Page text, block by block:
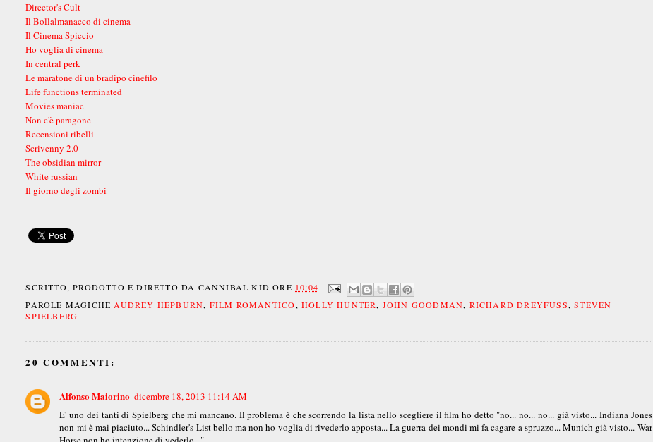
Director's Cult
Il Bollalmanacco di cinema
Il Cinema Spiccio
Ho voglia di cinema
In central perk
Le maratone di un bradipo cinefilo
Life functions terminated
Movies maniac
Non c'è paragone
Recensioni ribelli
Scrivenny 2.0
The obsidian mirror
White russian
Il giorno degli zombi
SCRITTO, PRODOTTO E DIRETTO DA CANNIBAL KID ORE 10:04
PAROLE MAGICHE AUDREY HEPBURN, FILM ROMANTICO, HOLLY HUNTER, JOHN GOODMAN, RICHARD DREYFUSS,STEVEN
SPIELBERG
20 COMMENTI:
Alfonso Maiorino dicembre 18, 2013 11:14 AM
E' uno dei tanti di Spielberg che mi mancano. Il problema è che scorrendo la lista nello scegliere il film ho detto "no... no... no... già visto... Indiana Jones
non mi è mai piaciuto... Schindler's List bello ma non ho voglia di rivederlo apposta... La guerra dei mondi mi fa cagare a spruzzo... Munich già visto... War